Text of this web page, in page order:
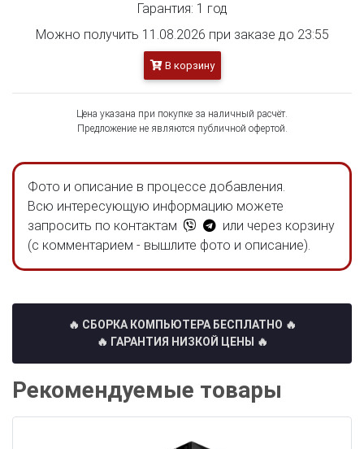
Гарантия: 1 год
Можно получить 11.08.2026 при заказе до 23:55
В корзину
Цена указана при покупке за наличный расчёт.
Предложение не являются публичной офертой.
Фото и описание в процессе добавления.
Всю интересующую информацию можете
запросить по контактам
или через корзину
(с комментарием - вышлите фото и описание).
🔥 СБОРКА КОМПЬЮТЕРА БЕСПЛАТНО 🔥
🔥 ГАРАНТИЯ НИЗКОЙ ЦЕНЫ 🔥
Рекомендуемые товары